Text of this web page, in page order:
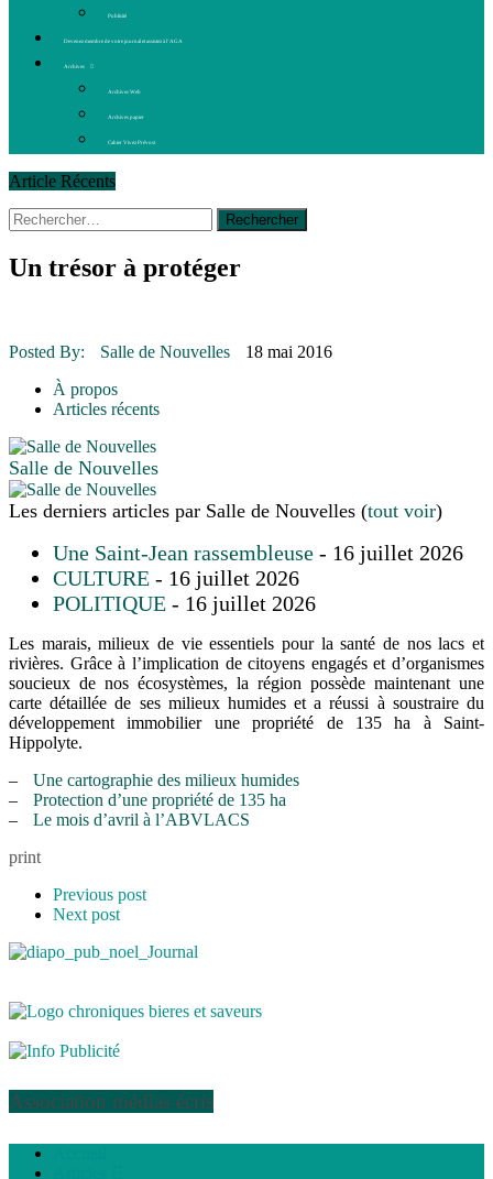
Publicité
Devenez membre de votre journal et assistez à l’AGA
Archives
Archives Web
Archives papier
Cahier Vivez Prévost
Article Récents
14 octobre 2015
La course de boîtes à savon du club
Le rendez-vous des bolides
30 juin 2015 | Fantaisie et créativité en mode jeunesse
16 juillet 2026 | ENVIRONNEMENT
16 juillet 2026
Rechercher :
Un trésor à protéger
Posted By: Salle de Nouvelles
18 mai 2016
À propos
Articles récents
Salle de Nouvelles
Les derniers articles par Salle de Nouvelles (tout voir)
Une Saint-Jean rassembleuse - 16 juillet 2026
CULTURE - 16 juillet 2026
POLITIQUE - 16 juillet 2026
Les marais, milieux de vie essentiels pour la santé de nos lacs et
rivières. Grâce à l’implication de citoyens engagés et d’organismes
soucieux de nos écosystèmes, la région possède maintenant une
carte détaillée de ses milieux humides et a réussi à soustraire du
développement immobilier une propriété de 135 ha à Saint-
Hippolyte.
–
Une cartographie des milieux humides
–
Protection d’une propriété de 135 ha
–
Le mois d’avril à l’ABVLACS
print
Previous post
Next post
Association médias écris